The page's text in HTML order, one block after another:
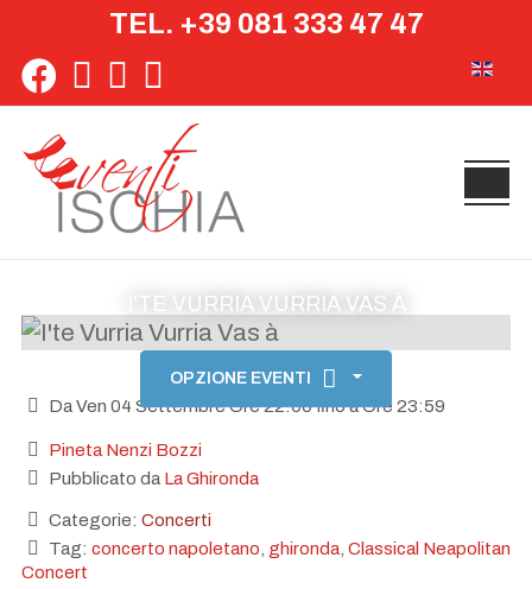
TEL. +39 081 333 47 47
I'TE VURRIA VURRIA VAS À
OPZIONE EVENTI
Da Ven 04 Settembre Ore 22:00 fino a Ore 23:59
Pineta Nenzi Bozzi
Pubblicato da La Ghironda
Categorie: Concerti
Tag: concerto napoletano ghironda Classical Neapolitan
Concert